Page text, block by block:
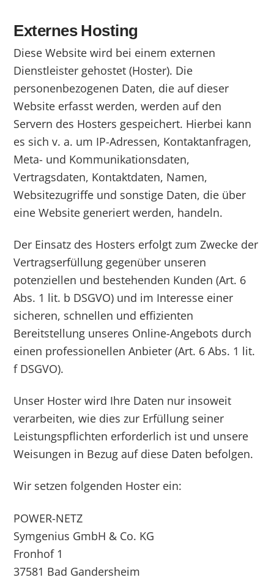
Externes Hosting
Diese Website wird bei einem externen
Dienstleister gehostet (Hoster). Die
personenbezogenen Daten, die auf dieser
Website erfasst werden, werden auf den
Servern des Hosters gespeichert. Hierbei kann
es sich v. a. um IP-Adressen, Kontaktanfragen,
Meta- und Kommunikationsdaten,
Vertragsdaten, Kontaktdaten, Namen,
Websitezugriffe und sonstige Daten, die über
eine Website generiert werden, handeln.
Der Einsatz des Hosters erfolgt zum Zwecke der
Vertragserfüllung gegenüber unseren
potenziellen und bestehenden Kunden (Art. 6
Abs. 1 lit. b DSGVO) und im Interesse einer
sicheren, schnellen und effizienten
Bereitstellung unseres Online-Angebots durch
einen professionellen Anbieter (Art. 6 Abs. 1 lit.
f DSGVO).
Unser Hoster wird Ihre Daten nur insoweit
verarbeiten, wie dies zur Erfüllung seiner
Leistungspflichten erforderlich ist und unsere
Weisungen in Bezug auf diese Daten befolgen.
Wir setzen folgenden Hoster ein:
POWER-NETZ
Symgenius GmbH & Co. KG
Fronhof 1
37581 Bad Gandersheim